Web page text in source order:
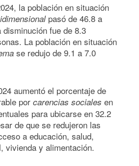
la población en situación
pasó de 46.8 a
fue de 8.3
La población en situación
se redujo de 9.1 a 7.0
aumentó el porcentaje de
por carencias sociales en
para ubicarse en 32.2
de que se redujeron las
a educación, salud,
vivienda y alimentación.